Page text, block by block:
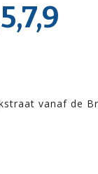
vanaf de